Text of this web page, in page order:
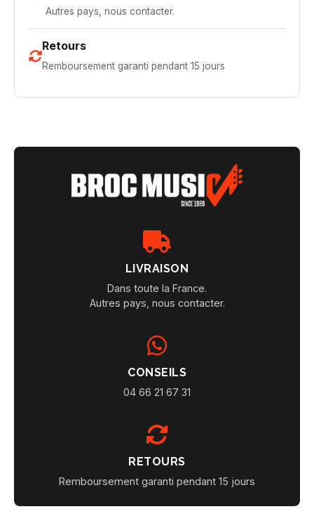
Autres pays, nous contacter.
Retours
Remboursement garanti pendant 15 jours
LIVRAISON
Dans toute la France.
Autres pays, nous contacter.
CONSEILS
04 66 21 67 31
RETOURS
Remboursement garanti pendant 15 jours